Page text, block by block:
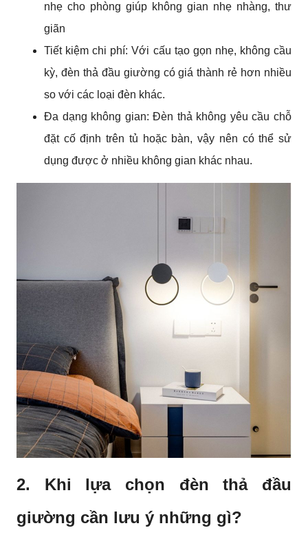
nhẹ cho phòng giúp không gian nhẹ nhàng, thư
giãn
Tiết kiệm chi phí: Với cấu tạo gọn nhẹ, không cầu
kỳ, đèn thả đầu giường có giá thành rẻ hơn nhiều
so với các loại đèn khác.
Đa dạng không gian: Đèn thả không yêu cầu chỗ
đặt cố định trên tủ hoặc bàn, vậy nên có thể sử
dụng được ở nhiều không gian khác nhau.
2. Khi lựa chọn đèn thả đầu
giường cần lưu ý những gì?